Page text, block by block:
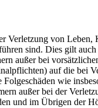
Verletzung von
sind. Dies gilt
außer bei
auf die bei
wie
außer bei der
und im Übrigen der